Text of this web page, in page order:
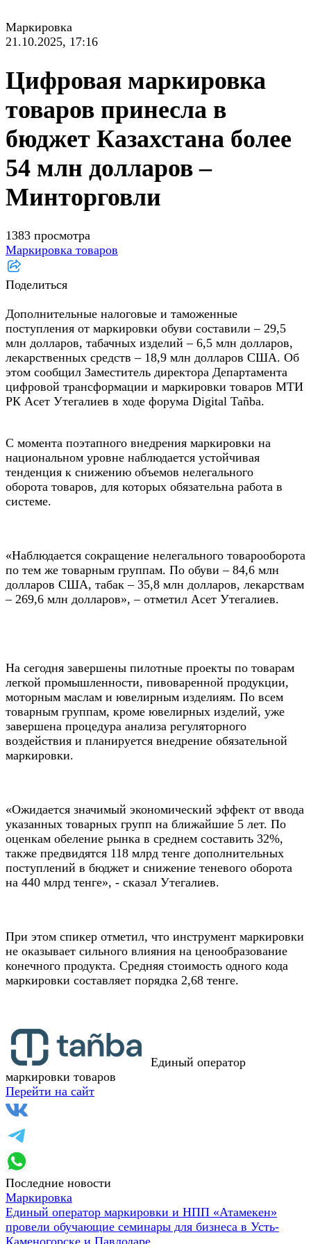
Маркировка
21.10.2025, 17:16
Цифровая маркировка
товаров принесла в
бюджет Казахстана более
54 млн долларов –
Минторговли
1383 просмотра
Маркировка товаров
Поделиться
Дополнительные налоговые и таможенные
поступления от маркировки обуви составили – 29,5
млн долларов, табачных изделий – 6,5 млн долларов,
лекарственных средств – 18,9 млн долларов США. Об
этом сообщил Заместитель директора Департамента
цифровой трансформации и маркировки товаров МТИ
РК Асет Утегалиев в ходе форума Digital Tañba.
С момента поэтапного внедрения маркировки на
национальном уровне наблюдается устойчивая
тенденция к снижению объемов нелегального
оборота товаров, для которых обязательна работа в
системе.
«Наблюдается сокращение нелегального товарооборота
по тем же товарным группам. По обуви – 84,6 млн
долларов США, табак – 35,8 млн долларов, лекарствам
– 269,6 млн долларов», – отметил Асет Утегалиев.
На сегодня завершены пилотные проекты по товарам
легкой промышленности, пивоваренной продукции,
моторным маслам и ювелирным изделиям. По всем
товарным группам, кроме ювелирных изделий, уже
завершена процедура анализа регуляторного
воздействия и планируется внедрение обязательной
маркировки.
«Ожидается значимый экономический эффект от ввода
указанных товарных групп на ближайшие 5 лет. По
оценкам обеление рынка в среднем составить 32%,
также предвидятся 118 млрд тенге дополнительных
поступлений в бюджет и снижение теневого оборота
на 440 млрд тенге», - сказал Утегалиев.
При этом спикер отметил, что инструмент маркировки
не оказывает сильного влияния на ценообразование
конечного продукта. Средняя стоимость одного кода
маркировки составляет порядка 2,68 тенге.
Единый оператор
маркировки товаров
Перейти на сайт
Последние новости
Маркировка
Единый оператор маркировки и НПП «Атамекен»
провели обучающие семинары для бизнеса в Усть-